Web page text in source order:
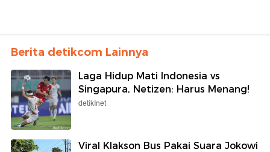
Berita detikcom Lainnya
Laga Hidup Mati Indonesia vs
Singapura, Netizen: Harus Menang!
detikInet
Viral Klakson Bus Pakai Suara Jokowi